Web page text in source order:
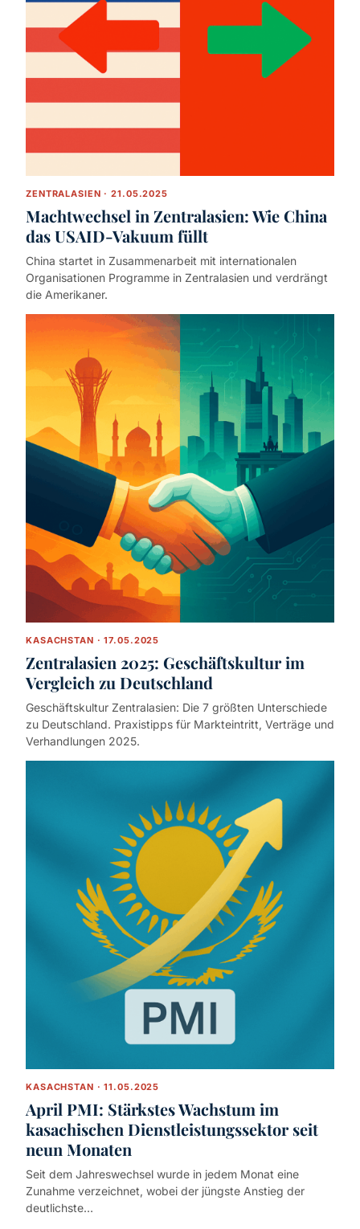
ZENTRALASIEN · 21.05.2025
Machtwechsel in Zentralasien: Wie China
das USAID-Vakuum füllt
China startet in Zusammenarbeit mit internationalen
Organisationen Programme in Zentralasien und verdrängt
die Amerikaner.
KASACHSTAN · 17.05.2025
Zentralasien 2025: Geschäftskultur im
Vergleich zu Deutschland
Geschäftskultur Zentralasien: Die 7 größten Unterschiede
zu Deutschland. Praxistipps für Markteintritt, Verträge und
Verhandlungen 2025.
KASACHSTAN · 11.05.2025
April PMI: Stärkstes Wachstum im
kasachischen Dienstleistungssektor seit
neun Monaten
Seit dem Jahreswechsel wurde in jedem Monat eine
Zunahme verzeichnet, wobei der jüngste Anstieg der
deutlichste…